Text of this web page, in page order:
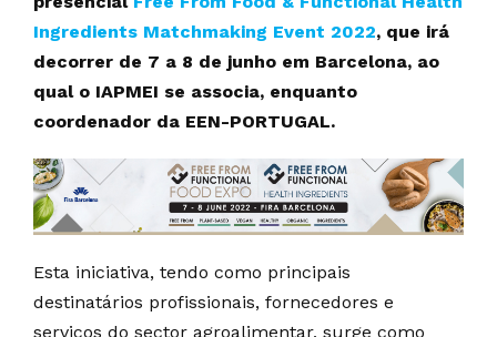
Ingredients Matchmaking Event 2022, que irá
decorrer de 7 a 8 de junho em Barcelona, ao
qual o IAPMEI se associa, enquanto
coordenador da EEN-PORTUGAL.
Esta iniciativa, tendo como principais
destinatários profissionais, fornecedores e
serviços do sector agroalimentar, surge como